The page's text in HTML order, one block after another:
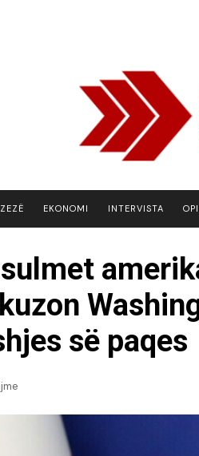
EKONOMI INTERVISTA
së paqes